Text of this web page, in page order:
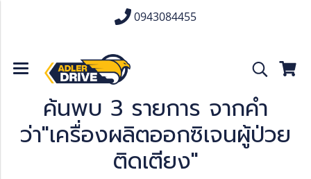
0943084455
ค้นพบ 3 รายการ จากคำ
ว่า"เครื่องผลิตออกซิเจนผู้ป่วย
ติดเตียง"